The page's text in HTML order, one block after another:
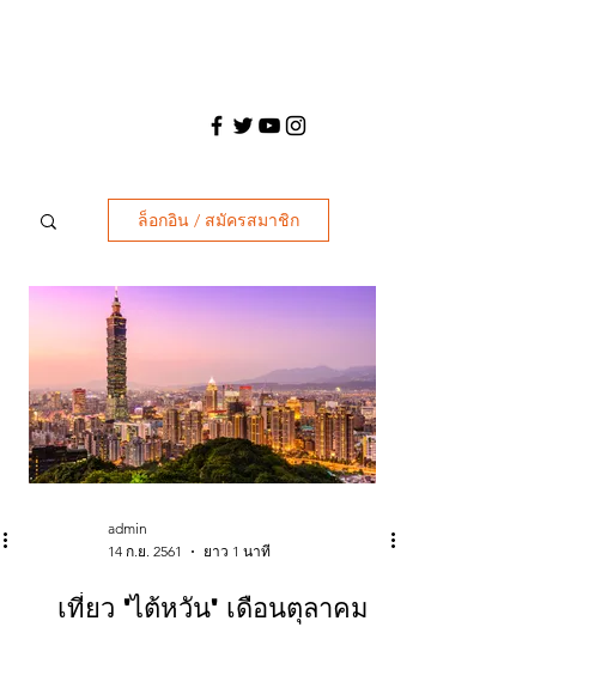
ล็อกอิน / สมัครสมาชิก
admin
14 ก.ย. 2561
ยาว 1 นาที
เที่ยว 'ไต้หวัน' เดือนตุลาคม